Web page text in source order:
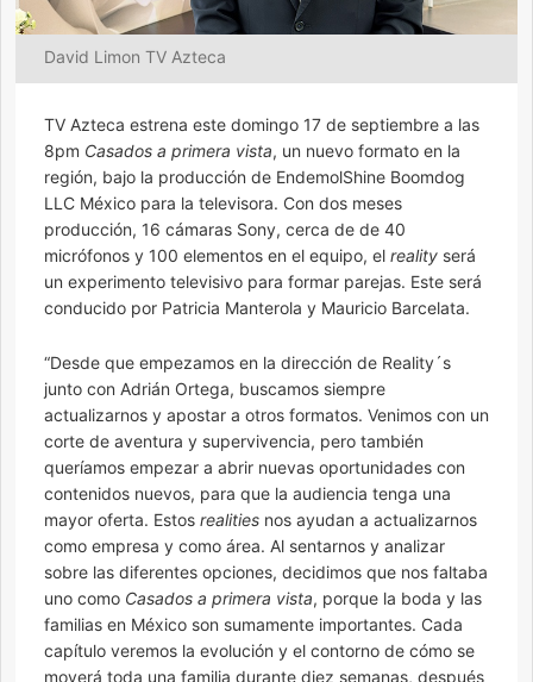
David Limon TV Azteca
TV Azteca estrena este domingo 17 de septiembre a las
8pm Casados a primera vista, un nuevo formato en la
región, bajo la producción de EndemolShine Boomdog
LLC México para la televisora. Con dos meses
producción, 16 cámaras Sony, cerca de de 40
micrófonos y 100 elementos en el equipo, el reality será
un experimento televisivo para formar parejas. Este será
conducido por Patricia Manterola y Mauricio Barcelata.
“Desde que empezamos en la dirección de Reality´s
junto con Adrián Ortega, buscamos siempre
actualizarnos y apostar a otros formatos. Venimos con un
corte de aventura y supervivencia, pero también
queríamos empezar a abrir nuevas oportunidades con
contenidos nuevos, para que la audiencia tenga una
mayor oferta. Estos realities nos ayudan a actualizarnos
como empresa y como área. Al sentarnos y analizar
sobre las diferentes opciones, decidimos que nos faltaba
uno como Casados a primera vista, porque la boda y las
familias en México son sumamente importantes. Cada
capítulo veremos la evolución y el contorno de cómo se
moverá toda una familia durante diez semanas, después